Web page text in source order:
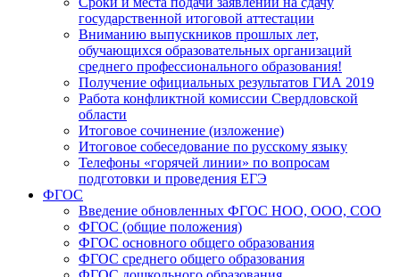
государственной итоговой аттестации
Вниманию выпускников прошлых лет,
обучающихся образовательных организаций
среднего профессионального образования!
Получение официальных результатов ГИА 2019
Работа конфликтной комиссии Свердловской
области
Итоговое сочинение (изложение)
Итоговое собеседование по русскому языку
Телефоны «горячей линии» по вопросам
подготовки и проведения ЕГЭ
ФГОС
Введение обновленных ФГОС НОО, ООО, СОО
ФГОС (общие положения)
ФГОС основного общего образования
ФГОС среднего общего образования